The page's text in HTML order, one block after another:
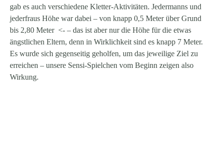
gab es auch verschiedene Kletter-Aktivitäten. Jedermanns und
jederfraus Höhe war dabei – von knapp 0,5 Meter über Grund
bis 2,80 Meter <- – das ist aber nur die Höhe für die etwas
ängstlichen Eltern, denn in Wirklichkeit sind es knapp 7 Meter.
Es wurde sich gegenseitig geholfen, um das jeweilige Ziel zu
erreichen – unsere Sensi-Spielchen vom Beginn zeigen also
Wirkung.